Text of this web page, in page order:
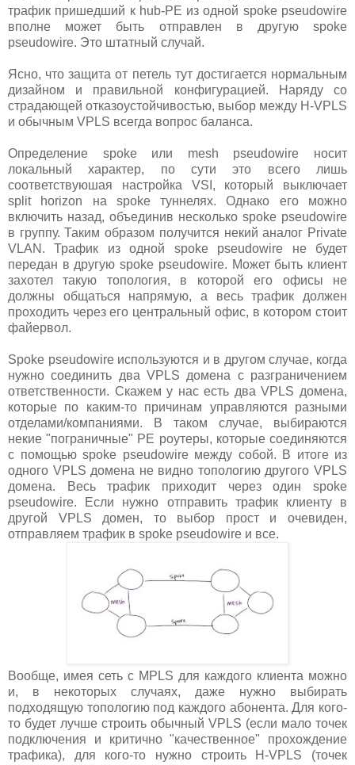
трафик пришедший к hub-PE из одной spoke pseudowire
вполне может быть отправлен в другую spoke
pseudowire. Это штатный случай.
Ясно, что защита от петель тут достигается нормальным
дизайном и правильной конфигурацией. Наряду со
страдающей отказоустойчивостью, выбор между H-VPLS
и обычным VPLS всегда вопрос баланса.
Определение spoke или mesh pseudowire носит
локальный характер, по сути это всего лишь
соответствуюшая настройка VSI, который выключает
split horizon на spoke туннелях. Однако его можно
включить назад, объединив несколько spoke pseudowire
в группу. Таким образом получится некий аналог Private
VLAN. Трафик из одной spoke pseudowire не будет
передан в другую spoke pseudowire. Может быть клиент
захотел такую топология, в которой его офисы не
должны общаться напрямую, а весь трафик должен
проходить через его центральный офис, в котором стоит
файервол.
Spoke pseudowire используются и в другом случае, когда
нужно соединить два VPLS домена с разграничением
ответственности. Скажем у нас есть два VPLS домена,
которые по каким-то причинам управляются разными
отделами/компаниями. В таком случае, выбираются
некие "пограничные" PE роутеры, которые соединяются
с помощью spoke pseudowire между собой. В итоге из
одного VPLS домена не видно топологию другого VPLS
домена. Весь трафик приходит через один spoke
pseudowire. Если нужно отправить трафик клиенту в
другой VPLS домен, то выбор прост и очевиден,
отправляем трафик в spoke pseudowire и все.
Вообще, имея сеть с MPLS для каждого клиента можно
и, в некоторых случаях, даже нужно выбирать
подходящую топологию под каждого абонента. Для кого-
то будет лучше строить обычный VPLS (если мало точек
подключения и критично "качественное" прохождение
трафика), для кого-то нужно строить H-VPLS (точек